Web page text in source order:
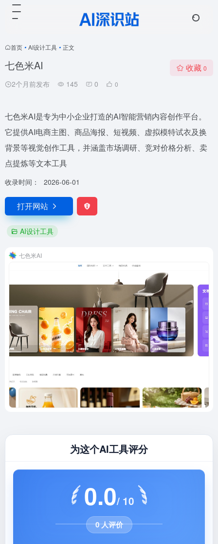
首页 • AI设计工具 • 正文
七色米AI
2个月前发布 145 0 0
收藏 0
七色米AI是专为中小企业打造的AI智能营销内容创作平台。
它提供AI电商主图、商品海报、短视频、虚拟模特试衣及换
背景等视觉创作工具，并涵盖市场调研、竞对价格分析、卖
点提炼等文本工具
收录时间： 2026-06-01
打开网站
AI设计工具
七色米AI
为这个AI工具评分
0.0/ 10
0 人评价